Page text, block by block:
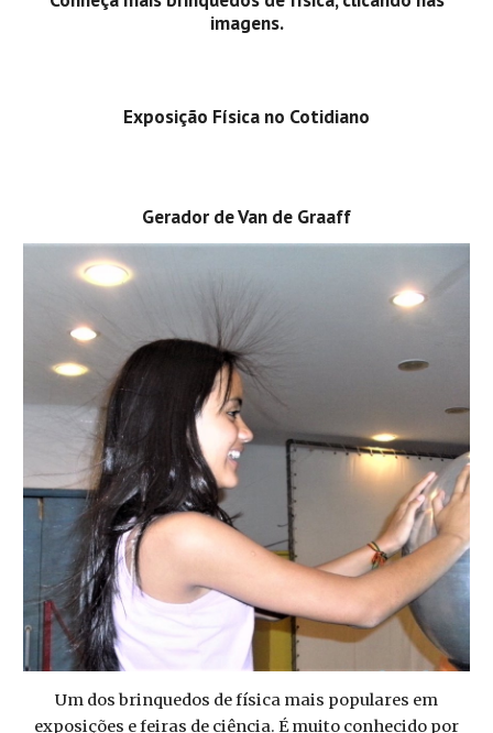
imagens.
Exposição Física no Cotidiano
Gerador de Van de Graaff
Um dos brinquedos de física mais populares em
exposições e feiras de ciência. É muito conhecido por